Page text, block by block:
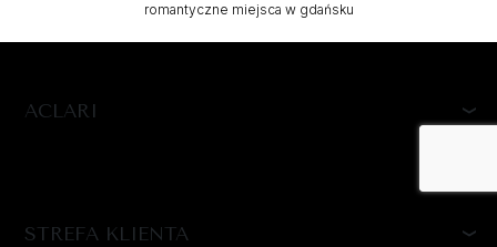
romantyczne miejsca w gdańsku
ACLARI
STREFA KLIENTA